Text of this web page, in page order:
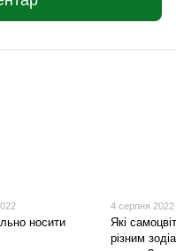
носити
4 серпня 2022
Які
різним